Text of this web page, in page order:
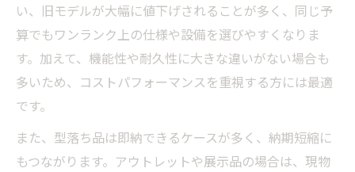
い、旧モデルが大幅に値下げされることが多く、同じ予
算でもワンランク上の仕様や設備を選びやすくなりま
す。加えて、機能性や耐久性に大きな違いがない場合も
多いため、コストパフォーマンスを重視する方には最適
です。
また、型落ち品は即納できるケースが多く、納期短縮に
もつながります。アウトレットや展示品の場合は、現物